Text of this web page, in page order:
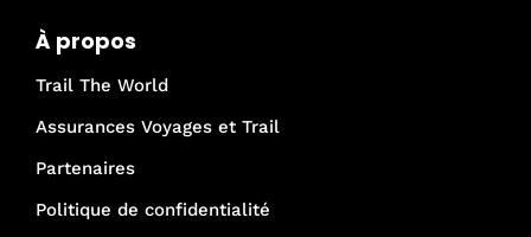
À propos
Trail The World
Assurances Voyages et Trail
Partenaires
Politique de confidentialité